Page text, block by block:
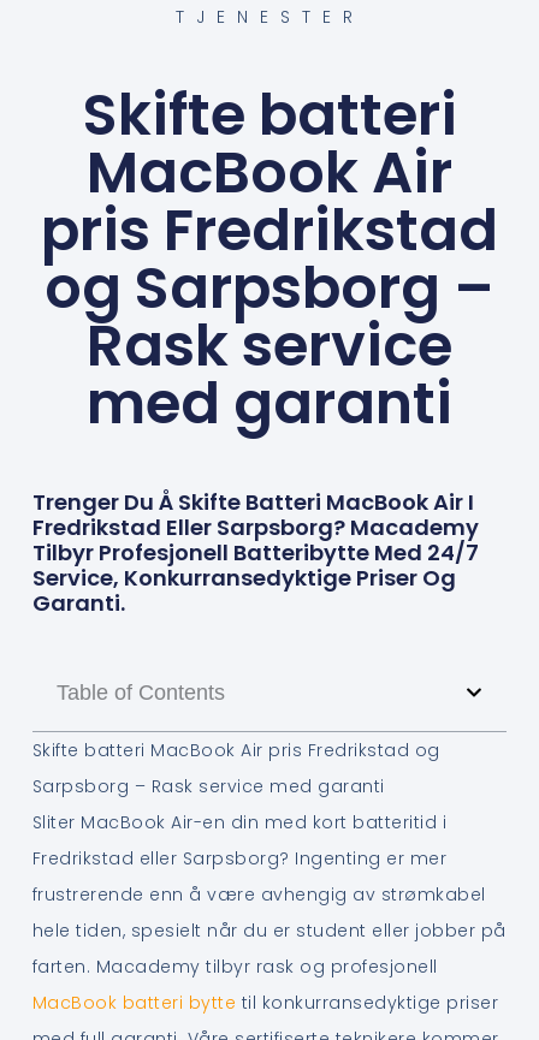
TJENESTER
Skifte batteri
MacBook Air
pris Fredrikstad
og Sarpsborg –
Rask service
med garanti
Trenger Du Å Skifte Batteri MacBook Air I
Fredrikstad Eller Sarpsborg? Macademy
Tilbyr Profesjonell Batteribytte Med 24/7
Service, Konkurransedyktige Priser Og
Garanti.
Table of Contents
Skifte batteri MacBook Air pris Fredrikstad og
Sarpsborg – Rask service med garanti
Sliter MacBook Air-en din med kort batteritid i
Fredrikstad eller Sarpsborg? Ingenting er mer
frustrerende enn å være avhengig av strømkabel
hele tiden, spesielt når du er student eller jobber på
farten. Macademy tilbyr rask og profesjonell
MacBook batteri bytte til konkurransedyktige priser